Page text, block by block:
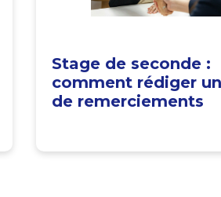
Stage de seconde :
comment rédiger
de remerciements